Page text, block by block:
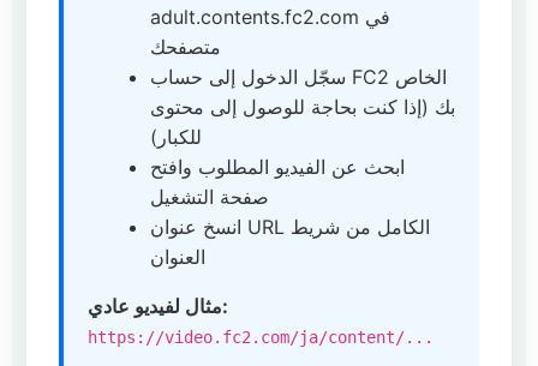
adult.contents.fc2.com في
متصفحك
سجّل الدخول إلى حساب FC2 الخاص
بك (إذا كنت بحاجة للوصول إلى محتوى
للكبار)
ابحث عن الفيديو المطلوب وافتح
صفحة التشغيل
انسخ عنوان URL الكامل من شريط
العنوان
مثال لفيديو عادي:
https://video.fc2.com/ja/content/...